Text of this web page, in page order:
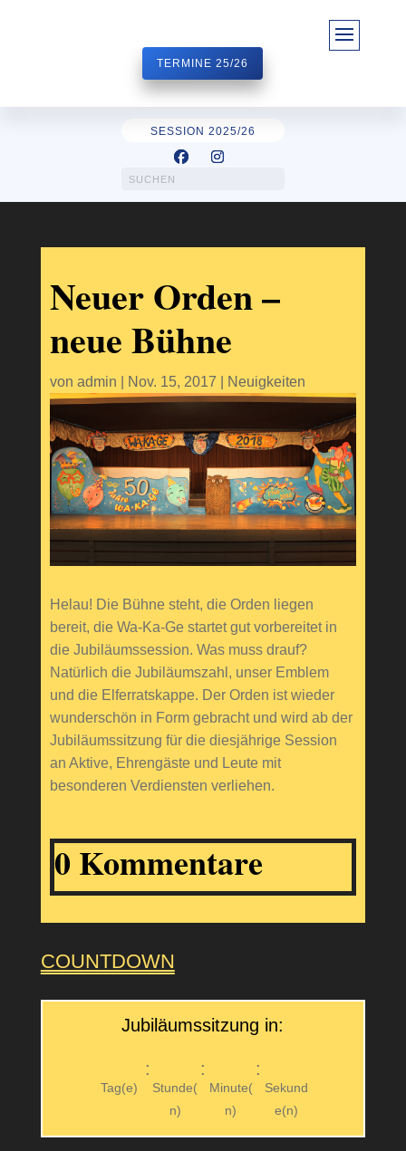
TERMINE 25/26
SESSION 2025/26
Neuer Orden –
neue Bühne
von admin Nov. 15, 2017 Neuigkeiten
Helau! Die Bühne steht, die Orden liegen
bereit, die Wa-Ka-Ge startet gut vorbereitet in
die Jubiläumssession. Was muss drauf?
Natürlich die Jubiläumszahl, unser Emblem
und die Elferratskappe. Der Orden ist wieder
wunderschön in Form gebracht und wird ab der
Jubiläumssitzung für die diesjährige Session
an Aktive, Ehrengäste und Leute mit
besonderen Verdiensten verliehen.
0 Kommentare
COUNTDOWN
Jubiläumssitzung in:
Tag(e)
:
Stunde(
n)
:
Minute(
n)
:
Sekund
e(n)